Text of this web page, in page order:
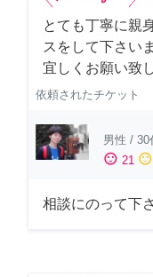
とても丁寧に親
スをして下さい
宜しくお願い致
依頼されたチケット
男性 / 30
sentiment_satisfied 21 sentiment_neutral
相談にのって下